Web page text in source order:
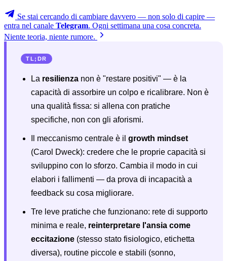
Se stai cercando di cambiare davvero — non solo di capire —
entra nel canale Telegram. Ogni settimana una cosa concreta.
Niente teoria, niente rumore.
TL;DR
La resilienza non è "restare positivi" — è la
capacità di assorbire un colpo e ricalibrare. Non è
una qualità fissa: si allena con pratiche
specifiche, non con gli aforismi.
Il meccanismo centrale è il growth mindset
(Carol Dweck): credere che le proprie capacità si
sviluppino con lo sforzo. Cambia il modo in cui
elabori i fallimenti — da prova di incapacità a
feedback su cosa migliorare.
Tre leve pratiche che funzionano: rete di supporto
minima e reale, reinterpretare l'ansia come
eccitazione (stesso stato fisiologico, etichetta
diversa), routine piccole e stabili (sonno,